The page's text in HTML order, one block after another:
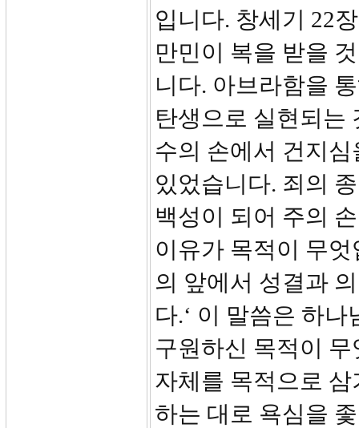
입니다. 창세기 22
만민이 복을 받을
니다. 아브라함을
탄생으로 실현되는
수의 손에서 건지
있었습니다. 죄의
백성이 되어 주의
이유가 목적이 무엇
의 앞에서 성결과
다.‘ 이 말씀은 하
구원하신 목적이
자체를 목적으로
하는 대로 욕심을